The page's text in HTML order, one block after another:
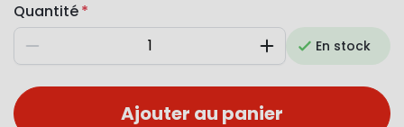
Quantité
Diminuer AugmenterEn stock
Ajouter au panier